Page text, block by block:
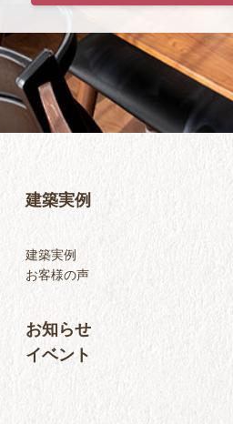
建築実例
建築実例
お客様の声
お知らせ
イベント